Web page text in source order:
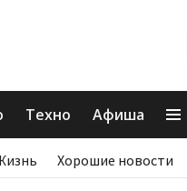
Техно Афиша
Хорошие новости